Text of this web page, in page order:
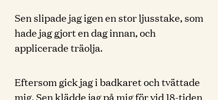
Sen slipade jag igen en stor ljusstake, som
hade jag gjort en dag innan, och
applicerade träolja.
Eftersom gick jag i badkaret och tvättade
mig. Sen klädde jag på mig för vid 18-tiden